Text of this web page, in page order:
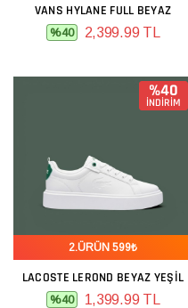
VANS HYLANE FULL BEYAZ
%40 2,399.99 TL
%40
İNDİRİM
2.ÜRÜN 599₺
LACOSTE LEROND BEYAZ YEŞIL
%40 1,399.99 TL